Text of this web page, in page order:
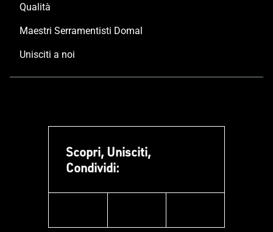
Qualità
Maestri Serramentisti Domal
Unisciti a noi
Scopri, Unisciti,
Condividi: